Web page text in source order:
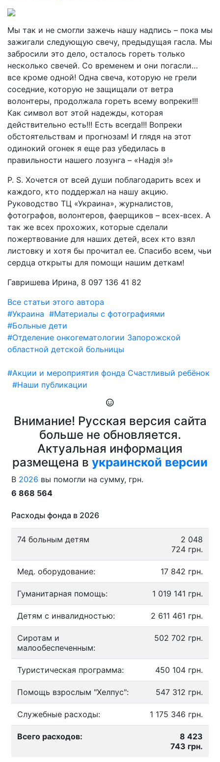
Мы так и не смогли зажечь нашу надпись – пока мы
зажигали следующую свечу, предыдущая гасла. Мы
забросили это дело, осталось гореть только
несколько свечей. Со временем и они погасли…
все кроме одной! Одна свеча, которую не грели
соседние, которую не защищали от ветра
волонтеры, продолжала гореть всему вопреки!!!
Как символ вот этой надежды, которая
действительно есть!!! Есть всегда!!! Вопреки
обстоятельствам и прогнозам! И глядя на этот
одинокий огонек я еще раз убедилась в
правильности нашего лозунга – «Надія э!»
P. S. Хочется от всей души поблагодарить всех и
каждого, кто поддержал на нашу акцию.
Руководство ТЦ «Украина», журналистов,
фотографов, волонтеров, фаерщиков – всех-всех. А
так же всех прохожих, которые сделали
пожертвование для наших детей, всех кто взял
листовку и хотя бы прочитал ее. Спасибо всем, чьи
сердца открыты для помощи нашим деткам!
Гавришева Ирина, 8 097 136 41 82
Все статьи этого автора
#Украина #Материалы с фотографиями
#Больные дети
#Отделение онкогематологии Запорожской
областной детской больницы
#Акции и мероприятия фонда Счастливый ребёнок
#Наши публикации
Внимание! Русская версия сайта
больше не обновляется.
Актуальная информация
размещена в украинской версии
В 2026 вы помогли на сумму, грн.
6 868 564
Расходы фонда в 2026
74 больным детям
2 048
724 грн.
Мед. оборудование: 17 842 грн.
Гуманитарная помощь: 1 019 141 грн.
Детям с инвалидностью: 2 611 461 грн.
Сиротам и
малообеспеченным:
502 702 грн.
Туристическая программа: 450 104 грн.
Помощь взрослым "Хелпус": 547 312 грн.
Служебные расходы: 1 175 346 грн.
Всего расходов:
8 423
743 грн.